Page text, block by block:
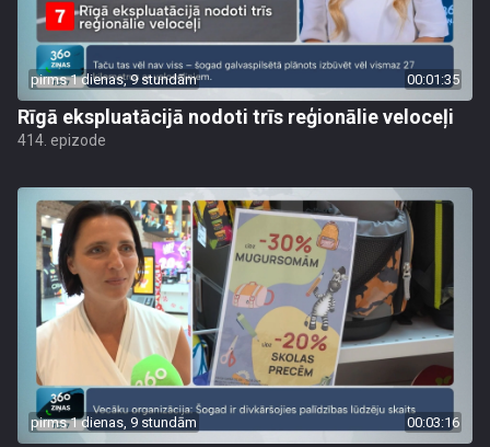
pirms 1 dienas, 9 stundām 00:01:35
Rīgā ekspluatācijā nodoti trīs reģionālie veloceļi
414. epizode
pirms 1 dienas, 9 stundām 00:03:16